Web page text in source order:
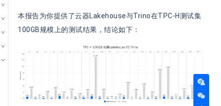
本报告为你提供了云器Lakehouse与Trino在TPC-H测试集
100GB规模上的测试结果，结论如下：